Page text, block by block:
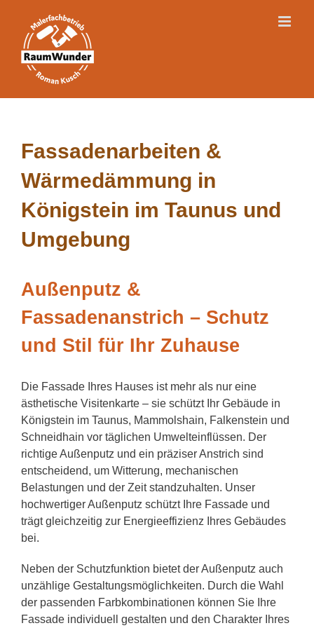
content
Fassadenarbeiten &
Wärmedämmung in
Königstein im Taunus und
Umgebung
Außenputz &
Fassadenanstrich – Schutz
und Stil für Ihr Zuhause
Die Fassade Ihres Hauses ist mehr als nur eine
ästhetische Visitenkarte – sie schützt Ihr Gebäude in
Königstein im Taunus, Mammolshain, Falkenstein und
Schneidhain vor täglichen Umwelteinflüssen. Der
richtige Außenputz und ein präziser Anstrich sind
entscheidend, um Witterung, mechanischen
Belastungen und der Zeit standzuhalten. Unser
hochwertiger Außenputz schützt Ihre Fassade und
trägt gleichzeitig zur Energieeffizienz Ihres Gebäudes
bei.
Neben der Schutzfunktion bietet der Außenputz auch
unzählige Gestaltungsmöglichkeiten. Durch die Wahl
der passenden Farbkombinationen können Sie Ihre
Fassade individuell gestalten und den Charakter Ihres